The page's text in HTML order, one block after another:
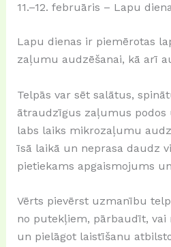
11.–12. februāris – Lapu
Lapu dienas ir piemērotas
zaļumu audzēšanai, kā arī
Telpās var sēt salātus,
ātraudzīgus zaļumus podos
labs laiks mikrozaļumu
īsā laikā un neprasa daudz
pietiekams apgaismojums
Vērts pievērst uzmanību
no putekļiem, pārbaudīt,
un pielāgot laistīšanu